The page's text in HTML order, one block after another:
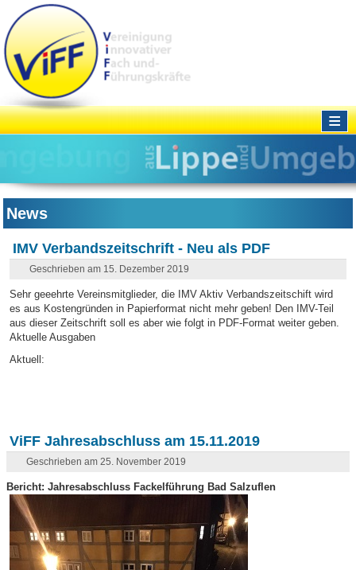
≡
News
IMV Verbandszeitschrift - Neu als PDF
Geschrieben am 15. Dezember 2019
Sehr geeehrte Vereinsmitglieder, die IMV Aktiv Verbandszeitschift wird
es aus Kostengründen in Papierformat nicht mehr geben! Den IMV-Teil
aus dieser Zeitschrift soll es aber wie folgt in PDF-Format weiter geben.
Aktuelle Ausgaben
Aktuell:
ViFF Jahresabschluss am 15.11.2019
Geschrieben am 25. November 2019
Bericht: Jahresabschluss Fackelführung Bad Salzuflen